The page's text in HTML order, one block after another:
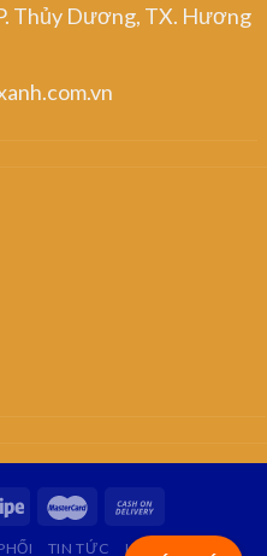
Thủy Dương, TX. Hương
TIN TỨC LIÊN HỆ